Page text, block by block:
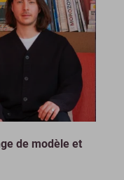
de modèle et